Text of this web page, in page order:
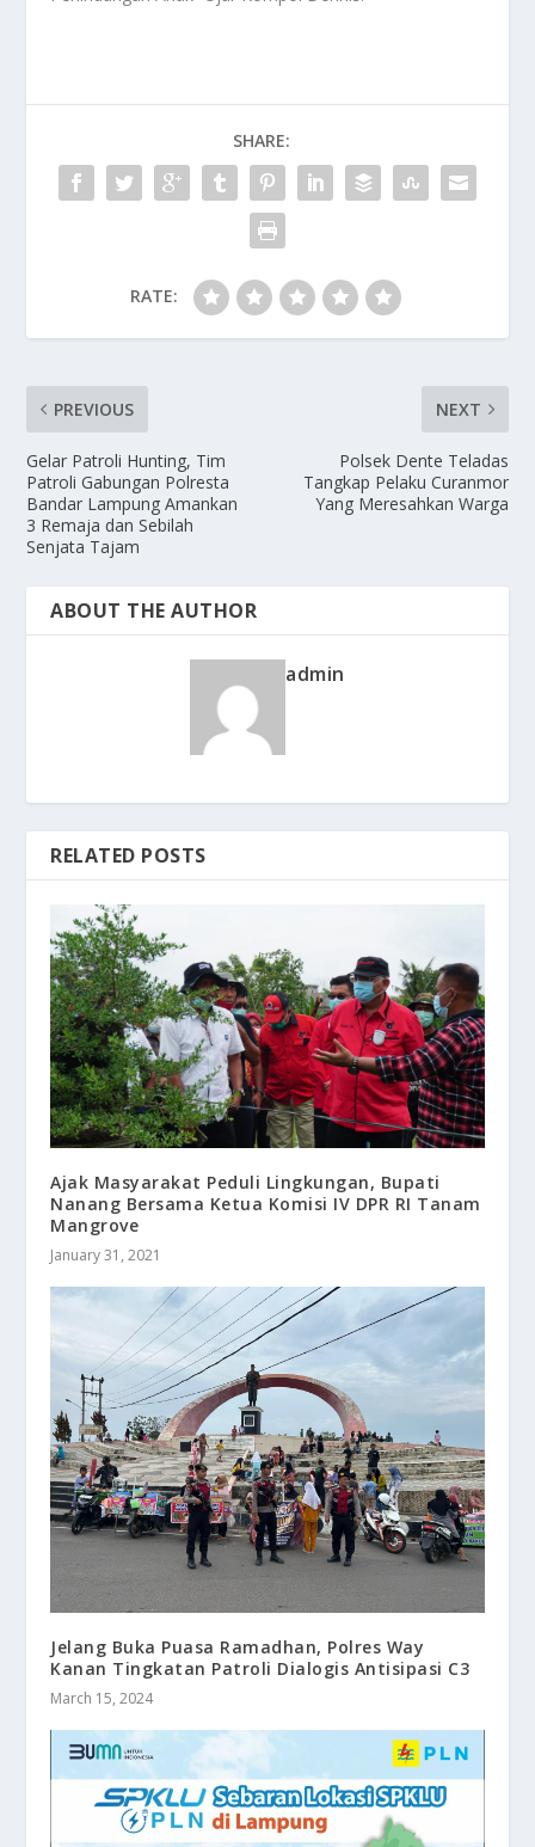
SHARE:
RATE:
PREVIOUS
Gelar Patroli Hunting, Tim
Patroli Gabungan Polresta
Bandar Lampung Amankan
3 Remaja dan Sebilah
Senjata Tajam
NEXT
Polsek Dente Teladas
Tangkap Pelaku Curanmor
Yang Meresahkan Warga
ABOUT THE AUTHOR
admin
RELATED POSTS
Ajak Masyarakat Peduli Lingkungan, Bupati
Nanang Bersama Ketua Komisi IV DPR RI Tanam
Mangrove
January 31, 2021
Jelang Buka Puasa Ramadhan, Polres Way
Kanan Tingkatan Patroli Dialogis Antisipasi C3
March 15, 2024